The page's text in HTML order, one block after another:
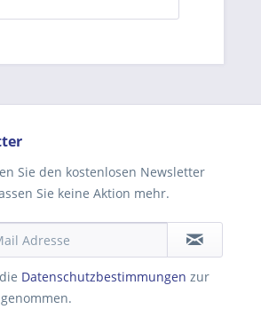
Sie den kostenlosen Newsletter
Sie keine Aktion mehr.
Datenschutzbestimmungen zur